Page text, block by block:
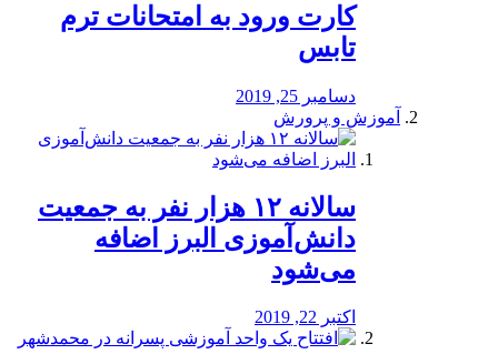
کارت ورود به امتحانات ترم
تابس
دسامبر 25, 2019
آموزش و پرورش
️سالانه ۱۲ هزار نفر به جمعیت
دانش‌آموزی البرز اضافه
می‌شود
اکتبر 22, 2019